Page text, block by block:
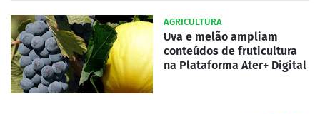
AGRICULTURA
Uva e melão ampliam
conteúdos de fruticultura
na Plataforma Ater+ Digital